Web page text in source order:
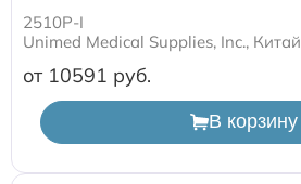
2510P-I
Unimed Medical Supplies, Inc., Китай
от 10591
В корзину